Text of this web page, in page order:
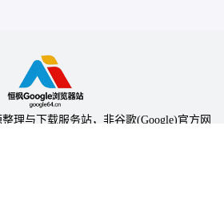
理与下载服务站，非谷歌(Google)官方网